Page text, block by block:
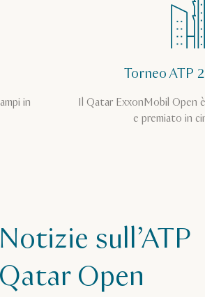
in
Torneo ATP
Il Qatar ExxonMobil Open
e premiato in
Notizie sull’ATP
Qatar Open